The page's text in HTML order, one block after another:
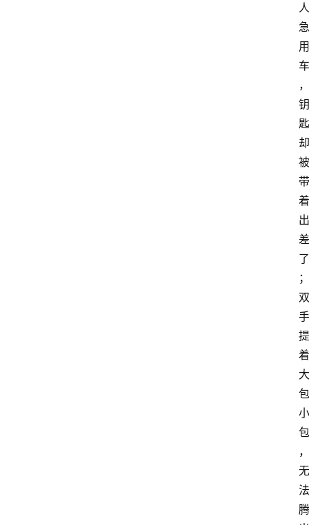
人
急
用
车
，
钥
匙
却
被
带
着
出
差
了
；
双
手
提
着
大
包
小
包
，
无
法
腾